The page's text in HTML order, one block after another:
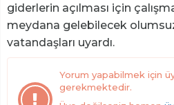
giderlerin açılması için
meydana gelebilecek
vatandaşları uyardı.
Yorum yapabilmek için
gerekmektedir.